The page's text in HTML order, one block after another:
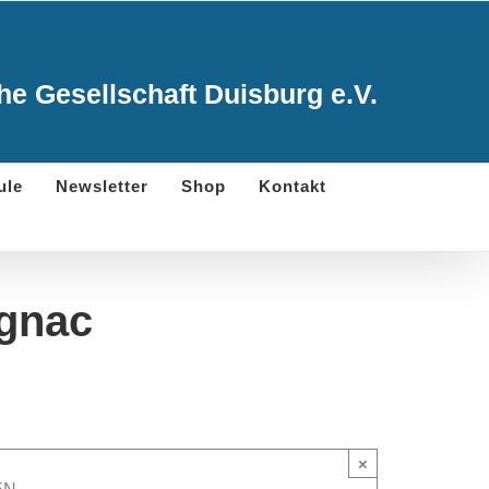
Gesellschaft Duisburg e.V.
Newsletter Shop Kontakt
×